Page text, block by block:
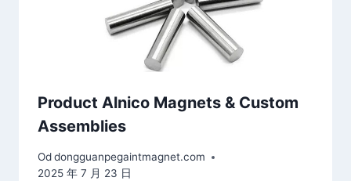
Product Alnico Magnets & Custom
Assemblies
Oddongguanpegaintmagnet.com
2025 年 7 月 23 日